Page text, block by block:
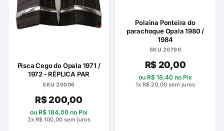
Pisca Cego do Opala 1971 /
1972 - RÉPLICA PAR
SKU 20006
R$200,00
ou R$ 184,00 no Pix
2x R$100,00sem juros
Polaina Ponteira do
parachoque Opala 1980 /
1984
SKU 20790
R$20,00
ou R$ 18,40 no Pix
1x R$ 20,00 sem juros